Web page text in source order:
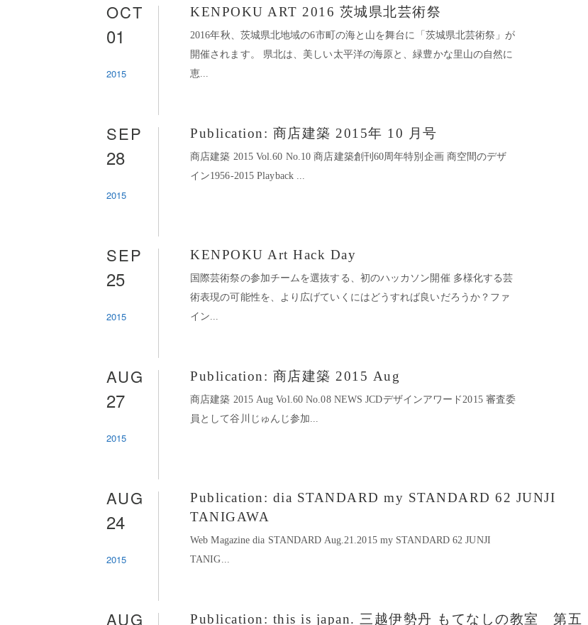
OCT
01
2015
KENPOKU ART 2016 茨城県北芸術祭
2016年秋、茨城県北地域の6市町の海と山を舞台に「茨城県北芸術祭」が
開催されます。 県北は、美しい太平洋の海原と、緑豊かな里山の自然に
恵...
SEP
28
2015
Publication: 商店建築 2015年 10 月号
商店建築 2015 Vol.60 No.10 商店建築創刊60周年特別企画 商空間のデザ
イン1956-2015 Playback ...
SEP
25
2015
KENPOKU Art Hack Day
国際芸術祭の参加チームを選抜する、初のハッカソン開催 多様化する芸
術表現の可能性を、より広げていくにはどうすれば良いだろうか？ファ
イン...
AUG
27
2015
Publication: 商店建築 2015 Aug
商店建築 2015 Aug Vol.60 No.08 NEWS JCDデザインアワード2015 審査委
員として谷川じゅんじ参加...
AUG
24
2015
Publication: dia STANDARD my STANDARD 62 JUNJI
TANIGAWA
Web Magazine dia STANDARD Aug.21.2015 my STANDARD 62 JUNJI
TANIG...
AUG Publication: this is japan. 三越伊勢丹 もてなしの教室 第五